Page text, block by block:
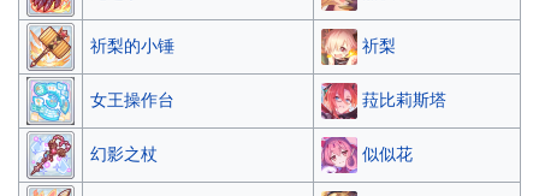
祈梨的小锤 祈梨
女王操作台 菈比莉斯塔
幻影之杖 似似花